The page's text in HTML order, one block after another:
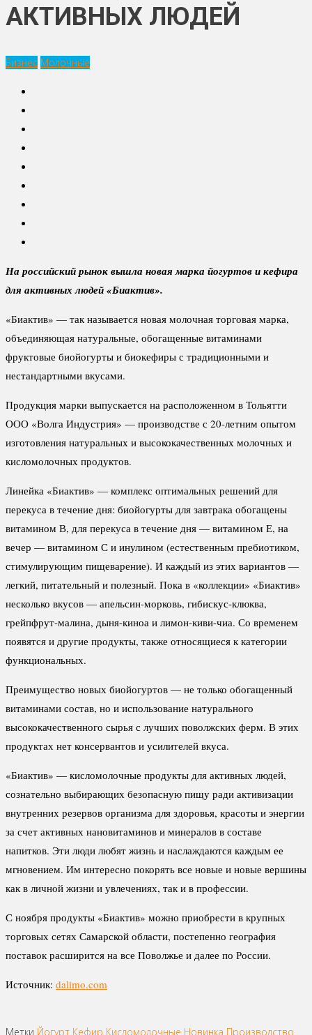
АКТИВНЫХ ЛЮДЕЙ
Бизнес Молочные
На российский рынок вышла новая марка йогуртов и кефира
для активных людей «Биактив».
«Биактив» — так называется новая молочная торговая марка,
объединяющая натуральные, обогащенные витаминами
фруктовые биойогурты и биокефиры с традиционными и
нестандартными вкусами.
Продукция марки выпускается на расположенном в Тольятти
ООО «Волга Индустрия» — производстве с 20-летним опытом
изготовления натуральных и высококачественных молочных и
кисломолочных продуктов.
Линейка «Биактив» — комплекс оптимальных решений для
перекуса в течение дня: биойогурты для завтрака обогащены
витамином В, для перекуса в течение дня — витамином Е, на
вечер — витамином С и инулином (естественным пребиотиком,
стимулирующим пищеварение). И каждый из этих вариантов —
легкий, питательный и полезный. Пока в «коллекции» «Биактив»
несколько вкусов — апельсин-морковь, гибискус-клюква,
грейпфрут-малина, дыня-киноа и лимон-киви-чиа. Со временем
появятся и другие продукты, также относящиеся к категории
функциональных.
Преимущество новых биойогуртов — не только обогащенный
витаминами состав, но и использование натурального
высококачественного сырья с лучших поволжских ферм. В этих
продуктах нет консервантов и усилителей вкуса.
«Биактив» — кисломолочные продукты для активных людей,
сознательно выбирающих безопасную пищу ради активизации
внутренних резервов организма для здоровья, красоты и энергии
за счет активных нановитаминов и минералов в составе
напитков. Эти люди любят жизнь и наслаждаются каждым ее
мгновением. Им интересно покорять все новые и новые вершины
как в личной жизни и увлечениях, так и в профессии.
С ноября продукты «Биактив» можно приобрести в крупных
торговых сетях Самарской области, постепенно география
поставок расширится на все Поволжье и далее по России.
Источник: dalimo.com
Метки Йогурт Кефир Кисломолочные Новинка Производство